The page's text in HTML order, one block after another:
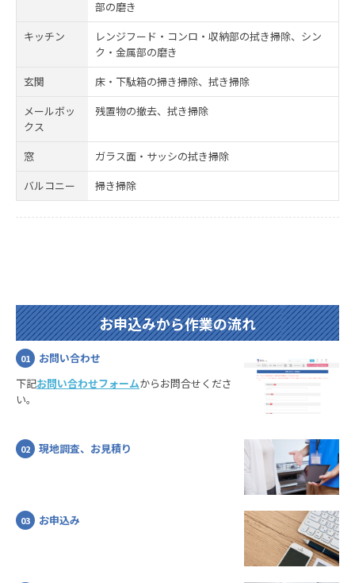
部の磨き
キッチン
レンジフード・コンロ・収納部の拭き掃除、シン
ク・金属部の磨き
玄関
床・下駄箱の掃き掃除、拭き掃除
メールボッ
クス
残置物の撤去、拭き掃除
窓
ガラス面・サッシの拭き掃除
バルコニー
掃き掃除
お申込みから作業の流れ
01
お問い合わせ
下記お問い合わせフォームからお問合せくださ
い。
02 現地調査、お見積り
03 お申込み